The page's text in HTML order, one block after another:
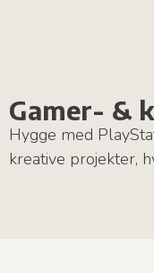
Gamer- &
Hygge med
kreative projekter,